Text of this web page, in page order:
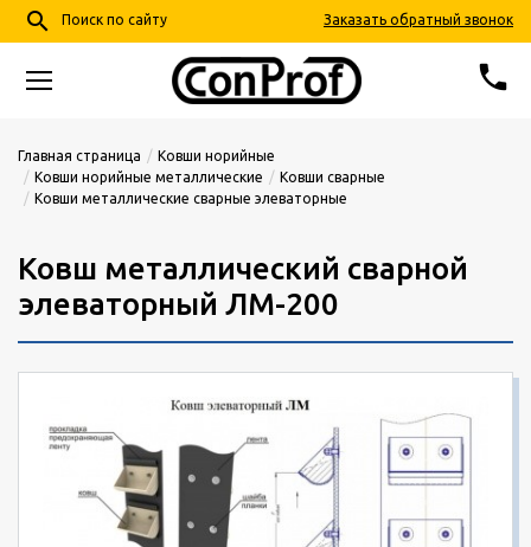
search Поиск по сайту Заказать обратный звонок
phone
+7 (4852)68-24-57
info@conprof.ru
Главная страница
Ковши норийные
Ковши норийные металлические
Ковши сварные
Ковши металлические сварные элеваторные
Ковш металлический сварной
элеваторный ЛМ-200